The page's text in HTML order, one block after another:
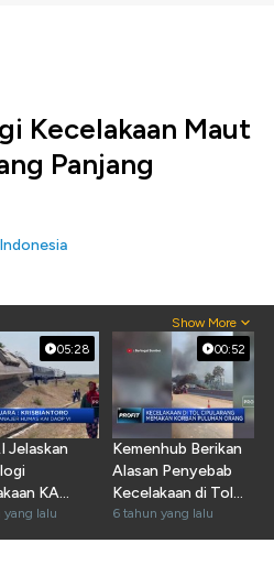
Kecelakaan Maut
Panjang
Show More
05:28
Jelaskan
KA
dan KA Wilis
yang lalu
00:52
Kemenhub Berikan
Alasan Penyebab
Kecelakaan di Tol
Cipularang
6 tahun yang lalu